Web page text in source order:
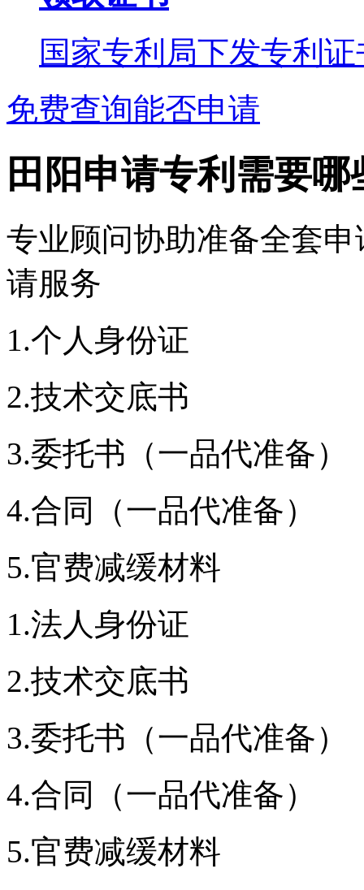
国家专利局下发专利证
免费查询能否申请
田阳申请专利需要哪
专业顾问协助准备全套
请服务
1.个人身份证
2.技术交底书
3.委托书（一品代准备）
4.合同（一品代准备）
5.官费减缓材料
1.法人身份证
2.技术交底书
3.委托书（一品代准备）
4.合同（一品代准备）
5.官费减缓材料